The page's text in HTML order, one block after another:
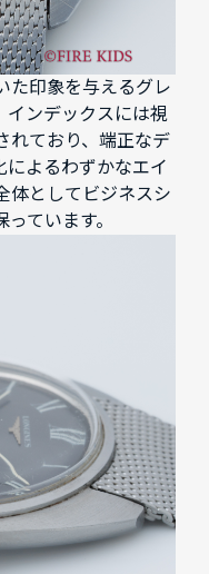
た印象を与えるグレ
インデックスには視
れており、端正なデ
によるわずかなエイ
体としてビジネスシ
ています。